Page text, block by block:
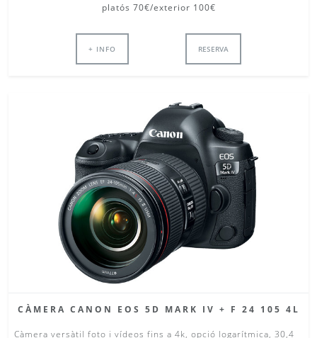
platós 70€/exterior 100€
+ INFO RESERVA
CÀMERA CANON EOS 5D MARK IV + F 24 105 4L
Càmera versàtil foto i vídeos fins a 4k, opció logarítmica, 30,4